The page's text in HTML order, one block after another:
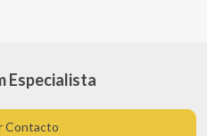
Especialista
Contacto